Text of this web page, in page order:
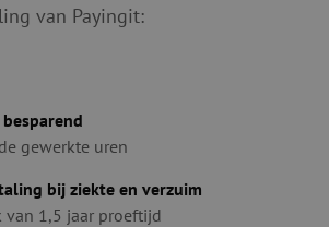
van Payingit:
gewerkte uren
bij ziekte en verzuim
van 1,5 jaar proeftijd